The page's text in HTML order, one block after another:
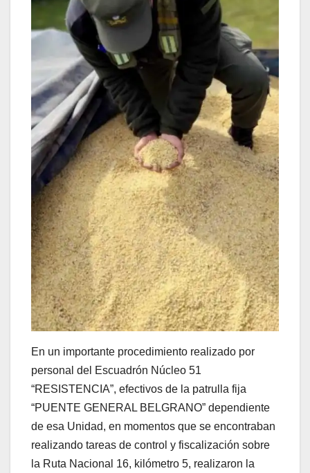
En un importante procedimiento realizado por
personal del Escuadrón Núcleo 51
“RESISTENCIA”, efectivos de la patrulla fija
“PUENTE GENERAL BELGRANO” dependiente
de esa Unidad, en momentos que se encontraban
realizando tareas de control y fiscalización sobre
la Ruta Nacional 16, kilómetro 5, realizaron la